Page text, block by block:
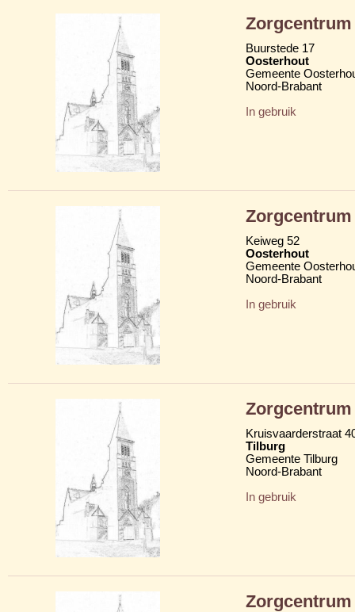
Buurstede 17
Oosterhout
Gemeente
Noord-Brabant
In gebruik
Zorgcentrum
Keiweg 52
Oosterhout
Gemeente
Noord-Brabant
In gebruik
Kruisvaarderstraat
Tilburg
Gemeente Tilburg
Noord-Brabant
In gebruik